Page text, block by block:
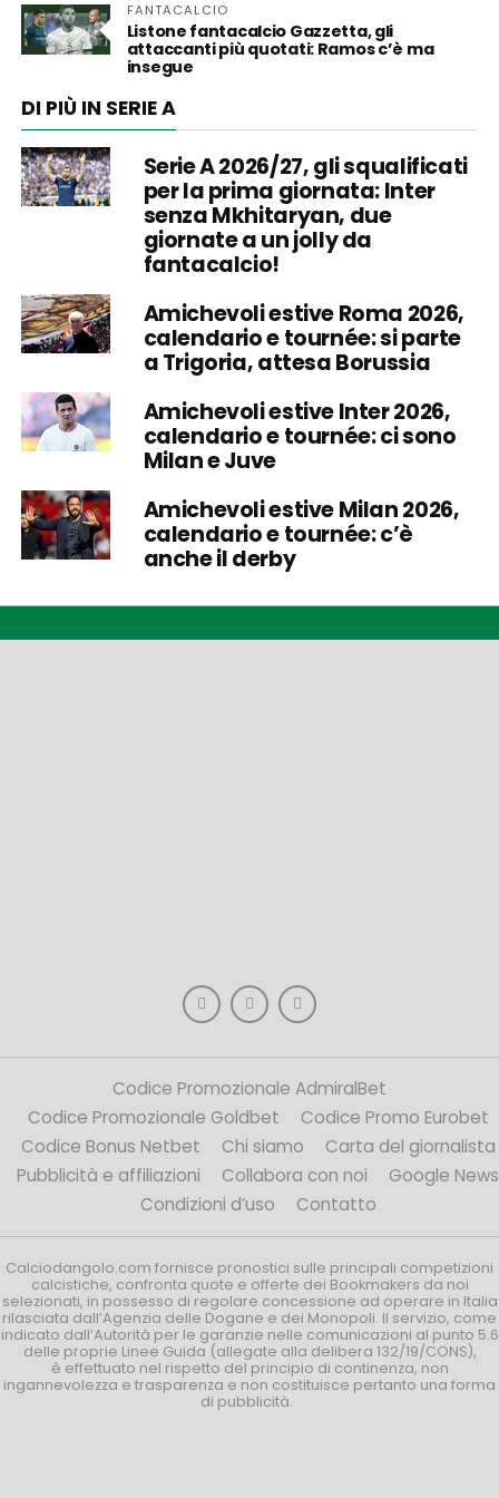
FANTACALCIO
Listone fantacalcio Gazzetta, gli
attaccanti più quotati: Ramos c’è ma
insegue
DI PIÙ IN SERIE A
Serie A 2026/27, gli squalificati
per la prima giornata: Inter
senza Mkhitaryan, due
giornate a un jolly da
fantacalcio!
Amichevoli estive Roma 2026,
calendario e tournée: si parte
a Trigoria, attesa Borussia
Amichevoli estive Inter 2026,
calendario e tournée: ci sono
Milan e Juve
Amichevoli estive Milan 2026,
calendario e tournée: c’è
anche il derby
Codice Promozionale AdmiralBet
Codice Promozionale Goldbet
Codice Promo Eurobet
Codice Bonus Netbet
Chi siamo
Carta del giornalista
Pubblicità e affiliazioni
Collabora con noi
Google News
Condizioni d’uso
Contatto
Calciodangolo.com fornisce pronostici sulle principali competizioni
calcistiche, confronta quote e offerte dei Bookmakers da noi
selezionati, in possesso di regolare concessione ad operare in Italia
rilasciata dall’Agenzia delle Dogane e dei Monopoli. Il servizio, come
indicato dall’Autorità per le garanzie nelle comunicazioni al punto 5.6
delle proprie Linee Guida (allegate alla delibera 132/19/CONS),
è effettuato nel rispetto del principio di continenza, non
ingannevolezza e trasparenza e non costituisce pertanto una forma
di pubblicità.